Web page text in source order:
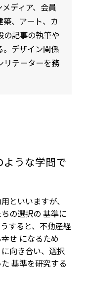
ディア、会員
、アート、カ
の記事の執筆や
。デザイン関係
リテーターを務
うな学問で
といいますが、
の選択の 基準に
すると、不動産経
せ になるため
向き合い、選択
基準を研究する